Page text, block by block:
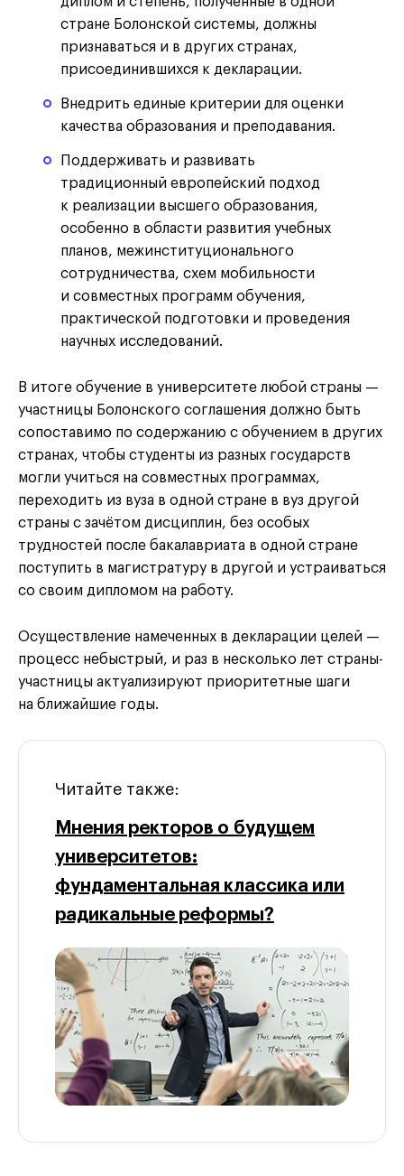
стране Болонской системы, должны
признаваться и в других странах,
присоединившихся к декларации.
Внедрить единые критерии для оценки
качества образования и преподавания.
Поддерживать и развивать
традиционный европейский подход
к реализации высшего образования,
особенно в области развития учебных
планов, межинституционального
сотрудничества, схем мобильности
и совместных программ обучения,
практической подготовки и проведения
научных исследований.
В итоге обучение в университете любой страны —
участницы Болонского соглашения должно быть
сопоставимо по содержанию с обучением в других
странах, чтобы студенты из разных государств
могли учиться на совместных программах,
переходить из вуза в одной стране в вуз другой
страны с зачётом дисциплин, без особых
трудностей после бакалавриата в одной стране
поступить в магистратуру в другой и устраиваться
со своим дипломом на работу.
Осуществление намеченных в декларации целей —
процесс небыстрый, и раз в несколько лет страны-
участницы актуализируют приоритетные шаги
на ближайшие годы.
Читайте также:
Мнения ректоров о будущем
университетов:
фундаментальная классика или
радикальные реформы?